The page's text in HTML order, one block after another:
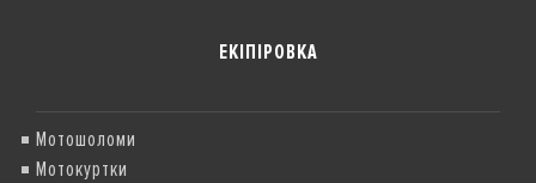
ЕКІПІРОВКА
Мотошоломи
Мотокуртки